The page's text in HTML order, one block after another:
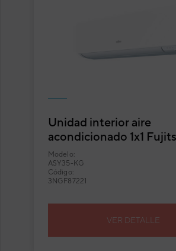
Unidad interior aire
acondicionado 1x1
ASY35-KG split pared
con Wi-Fi integrado
Modelo:
ASY35-KG
Código:
3NGF87221
VER DETALLE